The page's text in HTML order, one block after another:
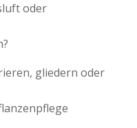
oder
gliedern oder